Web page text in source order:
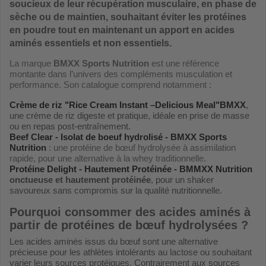
soucieux de leur récupération musculaire, en phase de
sèche ou de maintien, souhaitant éviter les protéines
en poudre tout en maintenant un apport en acides
aminés essentiels et non essentiels.
La marque BMXX Sports Nutrition est une référence
montante dans l’univers des compléments musculation et
performance. Son catalogue comprend notamment :
Crème de riz "Rice Cream Instant –Delicious Meal"BMXX,
une crème de riz digeste et pratique, idéale en prise de masse
ou en repas post-entraînement.
Beef Clear - Isolat de boeuf hydrolisé - BMXX Sports
Nutrition : une protéine de bœuf hydrolysée à assimilation
rapide, pour une alternative à la whey traditionnelle.
Protéine Delight - Hautement Protéinée - BMMXX Nutrition
onctueuse et hautement protéinée, pour un shaker
savoureux sans compromis sur la qualité nutritionnelle.
Pourquoi consommer des acides aminés à
partir de protéines de bœuf hydrolysées ?
Les acides aminés issus du bœuf sont une alternative
précieuse pour les athlètes intolérants au lactose ou souhaitant
varier leurs sources protéiques. Contrairement aux sources